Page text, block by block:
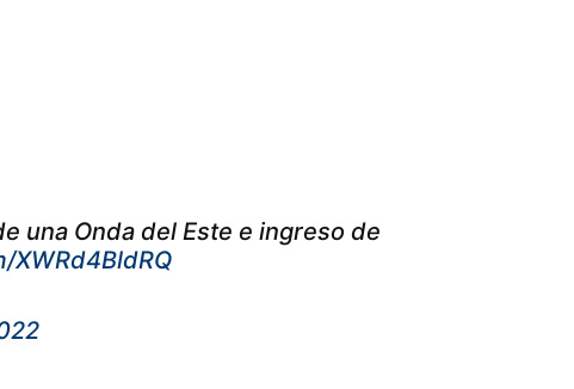
una Onda del Este e ingreso de